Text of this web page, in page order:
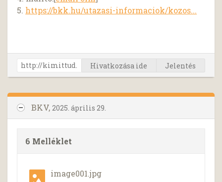
5. https://bkk.hu/utazasi-informaciok/kozos...
Hivatkozása ide Jelentés
BKV, 2025. április 29.
6 Melléklet
image001.jpg